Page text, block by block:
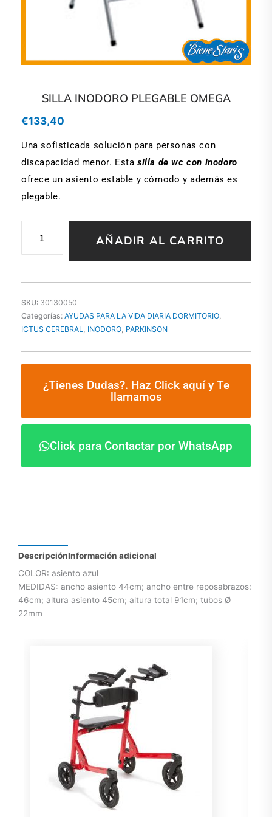
SILLA INODORO PLEGABLE OMEGA
€133,40
Una sofisticada solución para personas con
discapacidad menor. Estasilla de wc con inodoro
ofrece un asiento estable y cómodo y además es
plegable.
INODORO
PLEGABLE
cantidad
AÑADIR AL CARRITO
SKU: 30130050
Categorías: AYUDAS PARA LA VIDA DIARIA DORMITORIO,
ICTUS CEREBRAL, INODORO, PARKINSON
¿Tienes Dudas?. Haz Click aquí y Te
llamamos
Click para Contactar por WhatsApp
DescripciónInformación adicional
COLOR: asiento azul
MEDIDAS: ancho asiento 44cm; ancho entre reposabrazos:
46cm; altura asiento 45cm; altura total 91cm; tubos Ø
22mm